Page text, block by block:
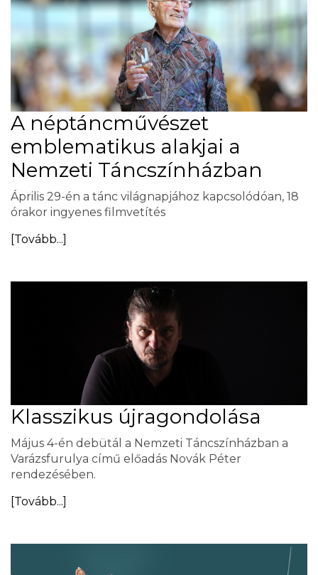
A néptáncművészet
emblematikus alakjai a
Nemzeti Táncszínházban
Április 29-én a tánc világnapjához kapcsolódóan, 18
órakor ingyenes filmvetítés
[Tovább...]
Klasszikus újragondolása
Május 4-én debütál a Nemzeti Táncszínházban a
Varázsfurulya című előadás Novák Péter
rendezésében.
[Tovább...]